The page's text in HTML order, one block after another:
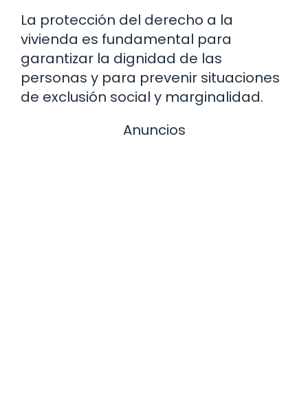
La protección del derecho a la
vivienda es fundamental para
garantizar la dignidad de las
personas y para prevenir situaciones
de exclusión social y marginalidad.
Anuncios